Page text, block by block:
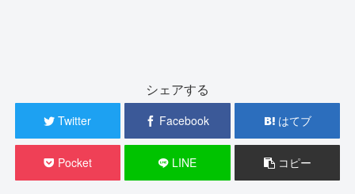
シェアする
Twitter Facebook はてブ
Pocket LINE コピー